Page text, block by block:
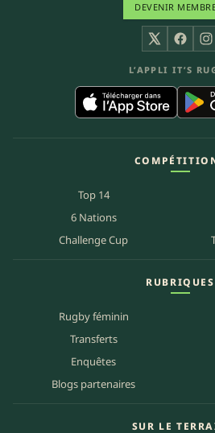
DEVENIR
X
L’APPLI IT’S
Top 14
6 Nations
Challenge Cup
RUBRIQUES
Rugby féminin
Transferts
Enquêtes
Blogs partenaires
SUR LE